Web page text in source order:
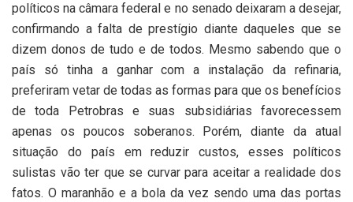
políticos na câmara federal e no senado deixaram a desejar,
confirmando a falta de prestígio diante daqueles que se
dizem donos de tudo e de todos. Mesmo sabendo que o
país só tinha a ganhar com a instalação da refinaria,
preferiram vetar de todas as formas para que os benefícios
de toda Petrobras e suas subsidiárias favorecessem
apenas os poucos soberanos. Porém, diante da atual
situação do país em reduzir custos, esses políticos
sulistas vão ter que se curvar para aceitar a realidade dos
fatos. O maranhão e a bola da vez sendo uma das portas